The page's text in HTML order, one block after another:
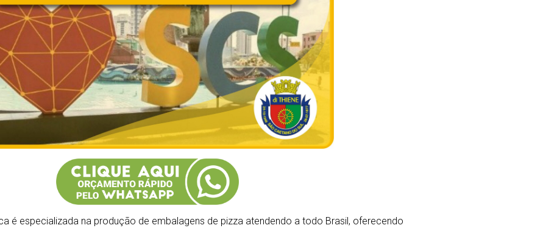
é especializada na produção de embalagens de pizza atendendo a todo Brasil, oferecendo